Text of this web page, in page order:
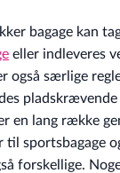
bagage kan
eller indleveres
også særlige
pladskrævende
en lang række
til sportsbagage
forskellige.